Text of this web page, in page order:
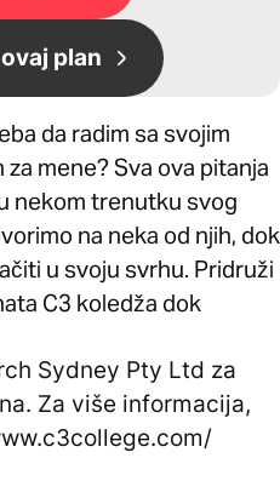
plan
da radim sa svojim
mene? Sva ova pitanja
nekom trenutku svog
na neka od njih, dok
u svoju svrhu. Pridruži
C3 koledža dok
Sydney Pty Ltd za
Za više informacija,